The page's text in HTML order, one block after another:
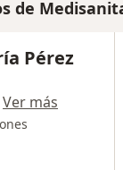
de
Pérez
Ver más